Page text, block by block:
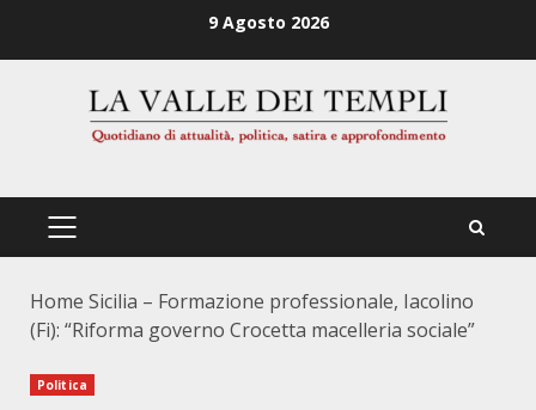
9 Agosto 2026
PRIMÄRES
Home Sicilia – Formazione professionale, Iacolino
(Fi): “Riforma governo Crocetta macelleria sociale”
Politica